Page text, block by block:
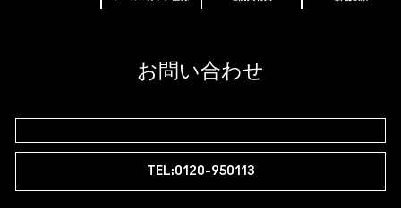
あなたはM･A･Cラバー ロイヤリティ プログ
登録後の初回購入時に10%OFF
お問い合わせ
TEL:0120-950113